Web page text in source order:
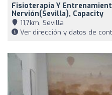
Fisioterapia Y
Nervión(Sevilla), Capacity
11,7km, Sevilla
Ver dirección y datos de